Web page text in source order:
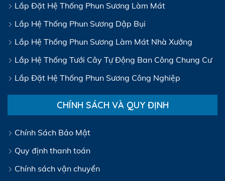
Lắp Đặt Hệ Thống Phun Sương Làm Mát
Lắp Hệ Thống Phun Sương Dập Bụi
Lắp Hệ Thống Phun Sương Làm Mát Nhà Xưởng
Lắp Hệ Thống Tưới Cây Tự Động Ban Công Chung Cư
Lắp Đặt Hệ Thống Phun Sương Công Nghiệp
CHÍNH SÁCH VÀ QUY ĐỊNH
Chính Sách Bảo Mật
Quy định thanh toán
Chính sách vận chuyển